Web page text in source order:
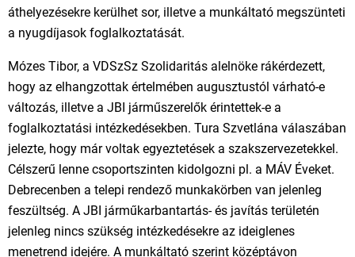
áthelyezésekre kerülhet sor, illetve a munkáltató megszünteti
a nyugdíjasok foglalkoztatását.
Mózes Tibor, a VDSzSz Szolidaritás alelnöke rákérdezett,
hogy az elhangzottak értelmében augusztustól várható-e
változás, illetve a JBI járműszerelők érintettek-e a
foglalkoztatási intézkedésekben. Tura Szvetlána válaszában
jelezte, hogy már voltak egyeztetések a szakszervezetekkel.
Célszerű lenne csoportszinten kidolgozni pl. a MÁV Éveket.
Debrecenben a telepi rendező munkakörben van jelenleg
feszültség. A JBI járműkarbantartás- és javítás területén
jelenleg nincs szükség intézkedésekre az ideiglenes
menetrend idejére. A munkáltató szerint középtávon